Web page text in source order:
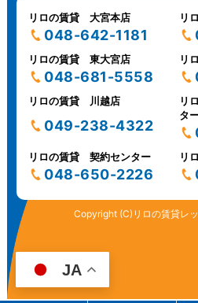
リロの賃貸 大宮本店
048-642-1181
リ
リロの賃貸 東大宮店
048-681-5558
リ
リロの賃貸 川越店
049-238-4322
リ
タ
リロの賃貸 契約センター
048-650-2226
リ
Copyright (C)リロの賃貸レ
JA